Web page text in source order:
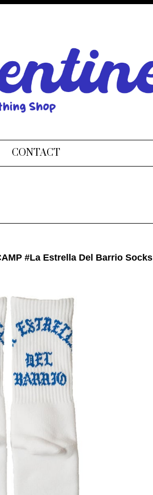
CONTACT
#La Estrella Del Barrio Socks